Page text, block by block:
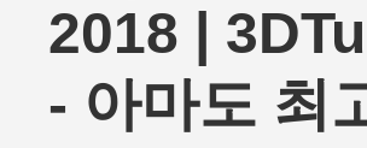
2018 |
- 아마도 최